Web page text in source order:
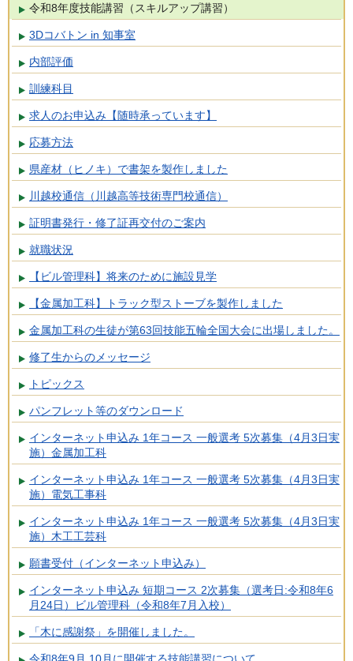
令和8年度技能講習（スキルアップ講習）
3Dコバトン in 知事室
内部評価
訓練科目
求人のお申込み【随時承っています】
応募方法
県産材（ヒノキ）で書架を製作しました
川越校通信（川越高等技術専門校通信）
証明書発行・修了証再交付のご案内
就職状況
【ビル管理科】将来のために施設見学
【金属加工科】トラック型ストーブを製作しました
金属加工科の生徒が第63回技能五輪全国大会に出場しました。
修了生からのメッセージ
トピックス
パンフレット等のダウンロード
インターネット申込み 1年コース 一般選考 5次募集（4月3日実
施）金属加工科
インターネット申込み 1年コース 一般選考 5次募集（4月3日実
施）電気工事科
インターネット申込み 1年コース 一般選考 5次募集（4月3日実
施）木工工芸科
願書受付（インターネット申込み）
インターネット申込み 短期コース 2次募集（選考日:令和8年6
月24日）ビル管理科（令和8年7月入校）
「木に感謝祭」を開催しました。